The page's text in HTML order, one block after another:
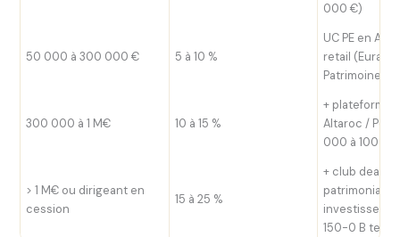
000 €)
50 000 à 300 000 € 5 à 10 %
UC PE en AV
retail
Patrimoine,
300 000 à 1 M€ 10 à 15 %
+
Altaroc /
000 à 100
> 1 M€ ou dirigeant en
cession
15 à 25 %
+ club deals
patrimoniaux,
investisseur
150-0 B ter